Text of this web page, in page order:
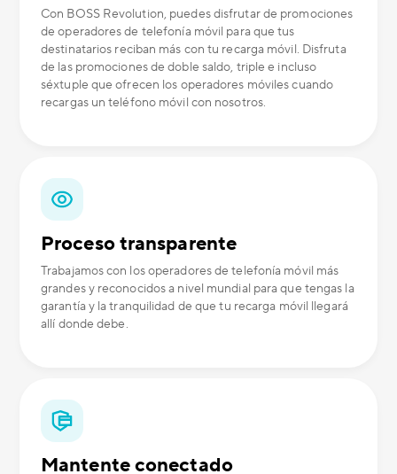
Con BOSS Revolution, puedes disfrutar de promociones
de operadores de telefonía móvil para que tus
destinatarios reciban más con tu recarga móvil. Disfruta
de las promociones de doble saldo, triple e incluso
séxtuple que ofrecen los operadores móviles cuando
recargas un teléfono móvil con nosotros.
Proceso transparente
Trabajamos con los operadores de telefonía móvil más
grandes y reconocidos a nivel mundial para que tengas la
garantía y la tranquilidad de que tu recarga móvil llegará
allí donde debe.
Mantente conectado